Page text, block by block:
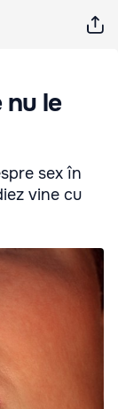
nu le
sex în
vine cu